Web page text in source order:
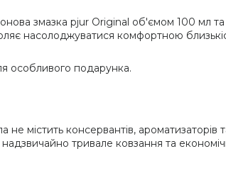
змазка pjur Original об'ємом 100 мл та
насолоджуватися комфортною
особливого подарунка.
містить консервантів, ароматизаторів
тривале ковзання та